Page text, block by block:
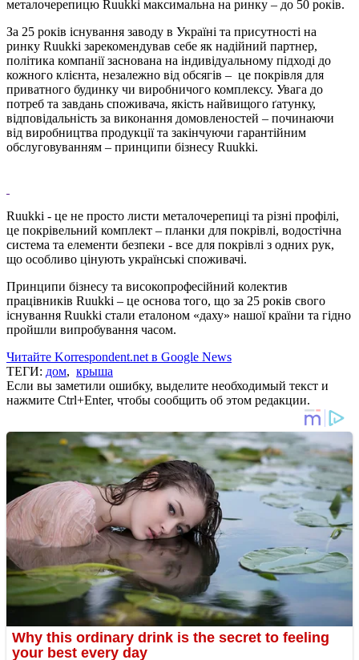
металочерепицю Ruukki максимальна на ринку – до 50 років.
За 25 років існування заводу в Україні та присутності на
ринку Ruukki зарекомендував себе як надійний партнер,
політика компанії заснована на індивідуальному підході до
кожного клієнта, незалежно від обсягів – це покрівля для
приватного будинку чи виробничого комплексу. Увага до
потреб та завдань споживача, якість найвищого ґатунку,
відповідальність за виконання домовленостей – починаючи
від виробництва продукції та закінчуючи гарантійним
обслуговуванням – принципи бізнесу Ruukki.
Ruukki - це не просто листи металочерепиці та різні профілі,
це покрівельний комплект – планки для покрівлі, водостічна
система та елементи безпеки - все для покрівлі з одних рук,
що особливо цінують українські споживачі.
Принципи бізнесу та високопрофесійний колектив
працівників Ruukki – це основа того, що за 25 років свого
існування Ruukki стали еталоном «даху» нашої країни та гідно
пройшли випробування часом.
Читайте Korrespondent.net в Google News
ТЕГИ: дом, крыша
Если вы заметили ошибку, выделите необходимый текст и
нажмите Ctrl+Enter, чтобы сообщить об этом редакции.